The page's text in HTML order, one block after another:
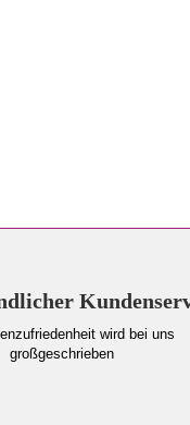
wird bei uns
großgeschrieben